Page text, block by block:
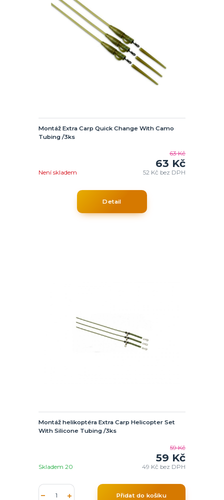
Montáž Extra Carp Quick Change With Camo
Tubing /3ks
63 Kč
63 Kč
52 Kč bez DPH
Není skladem
Detail
Montáž helikoptéra Extra Carp Helicopter Set
With Silicone Tubing /3ks
59 Kč
59 Kč
49 Kč bez DPH
Skladem 20
Přidat do košíku